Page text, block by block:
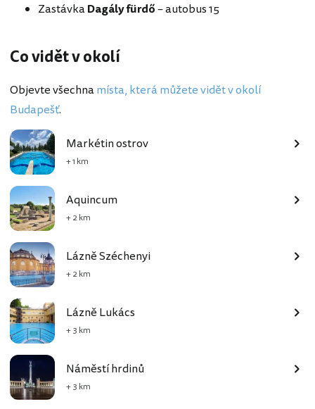
ZastávkaDagály fürdő– autobus 15
Co vidět v okolí
Objevte všechnamísta, která můžete vidět v okolí
Budapešť.
Markétin ostrov
+ 1 km
Aquincum
+ 2 km
Lázně Széchenyi
+ 2 km
Lázně Lukács
+ 3 km
Náměstí hrdinů
+ 3 km